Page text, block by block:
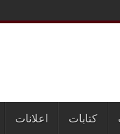
كتابات اعلانات